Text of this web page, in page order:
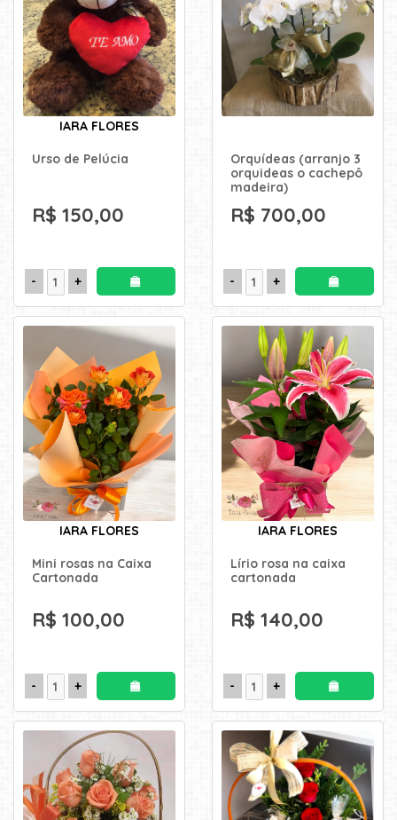
DE
FLORES
Central
9889-
Chat
WhatsApp
Envie-
uma
mensagem
IARA FLORES
Urso de Pelúcia
R$ 150,00
Orquídeas (arranjo 3
orquideas o cachepô
madeira)
R$ 700,00
IARA FLORES
Mini rosas na Caixa
Cartonada
R$ 100,00
IARA FLORES
Lírio rosa na caixa
cartonada
R$ 140,00